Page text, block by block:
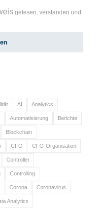
gelesen, verstanden und
AI Analytics
Automatisierung Berichte
Blockchain
CFO CFO-Organisation
Controller
Controlling
Corona Coronavirus
Analytics